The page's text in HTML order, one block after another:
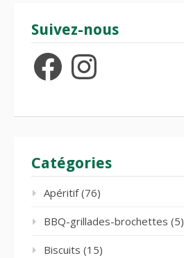
Suivez-nous
FacebookInstagram
Catégories
Apéritif(76)
BBQ-grillades-brochettes (5)
Biscuits (15)